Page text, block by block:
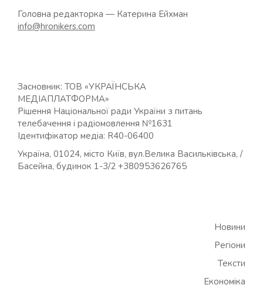
Головна редакторка — Катерина Ейхман
info@hronikers.com
Засновник: ТОВ «УКРАЇНСЬКА
МЕДІАПЛАТФОРМА»
Рішення Національної ради України з питань
телебачення і радіомовлення №1631
Ідентифікатор медіа: R40-06400
Україна, 01024, місто Київ, вул.Велика Васильківська, /
Басейна, будинок 1-3/2 +380953626765
Новини
Регіони
Тексти
Економіка